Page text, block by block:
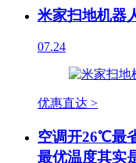
米家扫地机器
07.24
优惠直达 >
空调开26℃最
最优温度其实